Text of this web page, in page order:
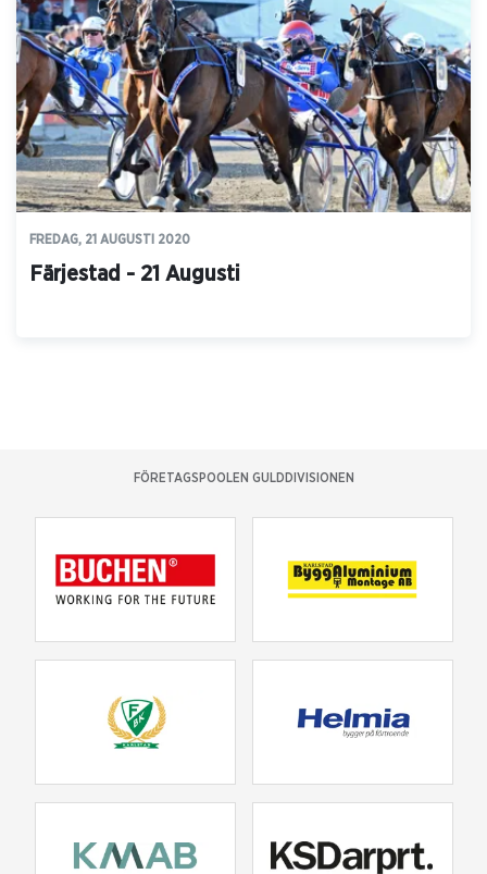
FREDAG, 21 AUGUSTI 2020
Färjestad - 21 Augusti
FÖRETAGSPOOLEN GULDDIVISIONEN